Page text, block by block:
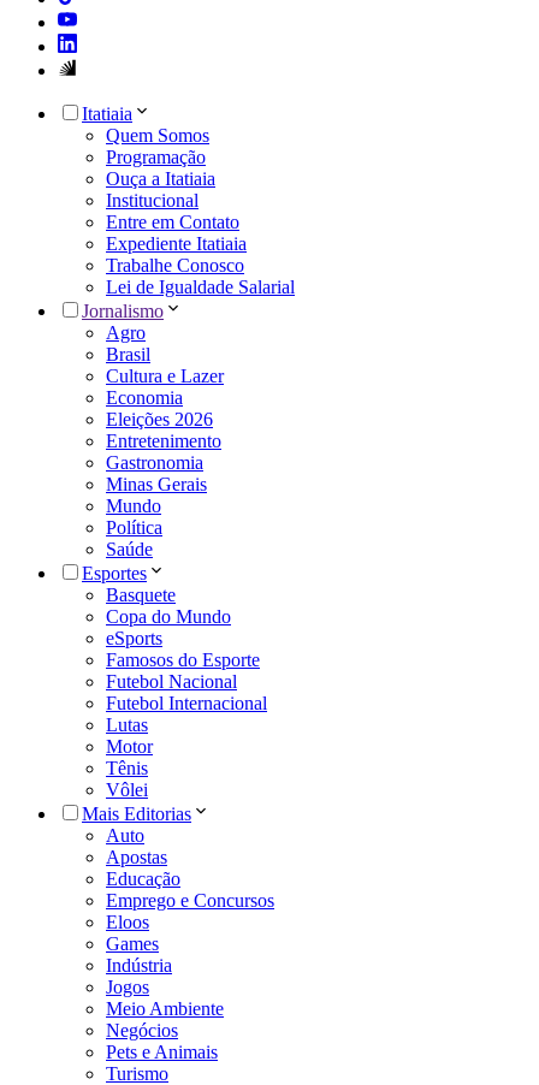
Itatiaia
Quem Somos
Programação
Ouça a Itatiaia
Institucional
Entre em Contato
Expediente Itatiaia
Trabalhe Conosco
Lei de Igualdade Salarial
Jornalismo
Agro
Brasil
Cultura e Lazer
Economia
Eleições 2026
Entretenimento
Gastronomia
Minas Gerais
Mundo
Política
Saúde
Esportes
Basquete
Copa do Mundo
eSports
Famosos do Esporte
Futebol Nacional
Futebol Internacional
Lutas
Motor
Tênis
Vôlei
Mais Editorias
Auto
Apostas
Educação
Emprego e Concursos
Eloos
Games
Indústria
Jogos
Meio Ambiente
Negócios
Pets e Animais
Turismo